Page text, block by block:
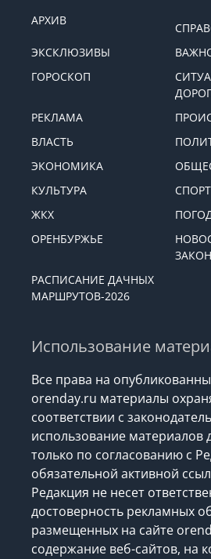
АРХИВ
ЭКСКЛЮЗИВЫ
ГОРОСКОП
РЕКЛАМА
ВЛАСТЬ
ЭКОНОМИКА
КУЛЬТУРА
СПОРТ
ЖКХ
ОРЕНБУРЖЬЕ
РАСПИСАНИЕ ДАЧНЫХ
МАРШРУТОВ-2026
Использование
Все права на
orenday.ru материалы
соответствии с
использование материалов
только по согласованию с
обязательной активной
Редакция не несет
достоверность рекламных
размещенных на сайте
содержание веб-сайтов, на